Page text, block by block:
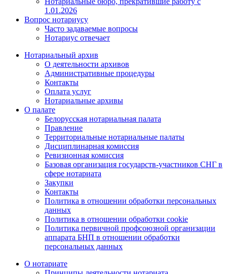
1.01.2026
Вопрос нотариусу
Часто задаваемые вопросы
Нотариус отвечает
Нотариальный архив
О деятельности архивов
Административные процедуры
Контакты
Оплата услуг
Нотариальные архивы
О палате
Белорусская нотариальная палата
Правление
Территориальные нотариальные палаты
Дисциплинарная комиссия
Ревизионная комиссия
Базовая организация государств-участников СНГ в
сфере нотариата
Закупки
Контакты
Политика в отношении обработки персональных
данных
Политика в отношении обработки cookie
Политика первичной профсоюзной организации
аппарата БНП в отношении обработки
персональных данных
О нотариате